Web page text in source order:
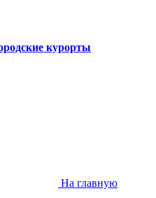
курорты
На главную